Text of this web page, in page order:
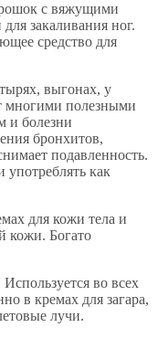
с вяжущими
закаливания ног.
средство для
выгонах, у
многими полезными
и болезни
бронхитов,
подавленность.
употреблять как
для кожи тела и
кожи. Богато
во всех
в кремах для загара,
лучи.